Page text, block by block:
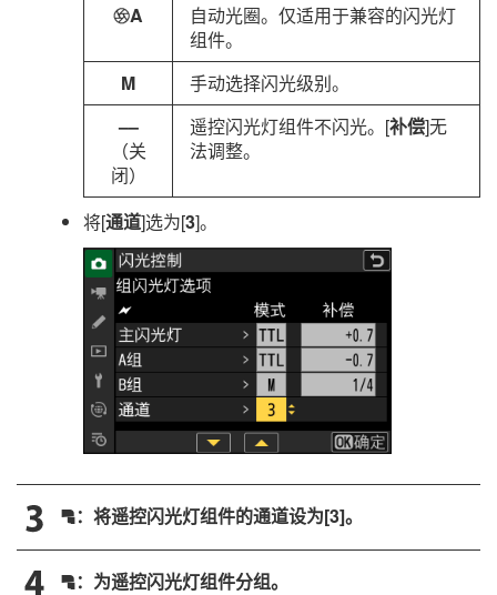
qA
自动光圈。仅适用于兼容的闪光灯
组件。
M
手动选择闪光级别。
––
（关
闭）
遥控闪光灯组件不闪光。[补偿]无
法调整。
将[通道]选为[3]。
f：将遥控闪光灯组件的通道设为[3]。
f：为遥控闪光灯组件分组。